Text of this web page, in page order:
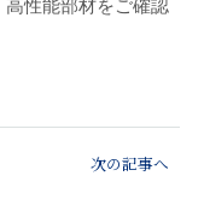
性能部材をご確認
次の記事へ